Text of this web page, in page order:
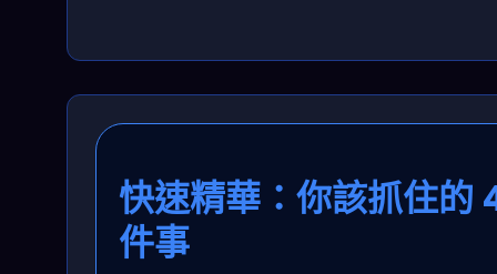
快速精華：你該抓住的
件事